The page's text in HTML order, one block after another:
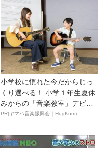
小学校に慣れた今だからじっ
くり選べる！ 小学１年生夏休
みからの「音楽教室」デビ
ュ...
PR(ヤマハ音楽振興会｜HugKum)